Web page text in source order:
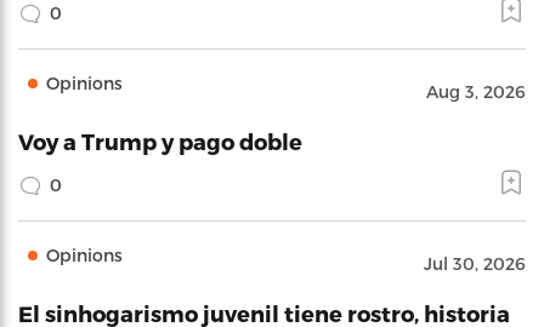
0
Opinions Aug 3, 2026
Voy a Trump y pago doble
0
Opinions Jul 30, 2026
El sinhogarismo juvenil tiene rostro, historia